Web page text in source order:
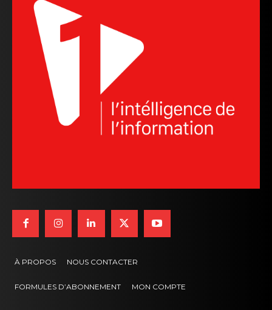
À PROPOS NOUS CONTACTER
FORMULES D’ABONNEMENT MON COMPTE